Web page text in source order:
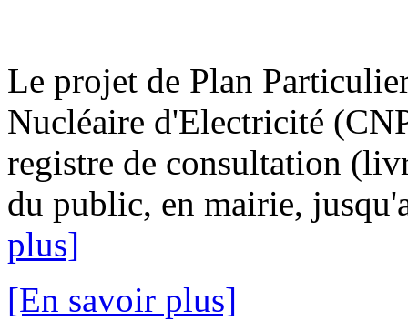
Le projet de Plan
Nucléaire d'Electricité
registre de consultation
du public, en mairie,
plus]
[En savoir plus]